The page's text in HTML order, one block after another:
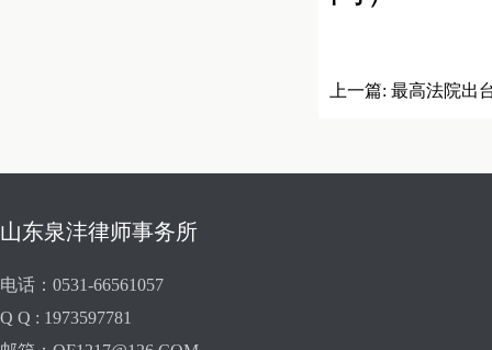
上一篇: 最高法院出
山东泉沣律师事务所
电话：0531-66561057
Q Q : 1973597781